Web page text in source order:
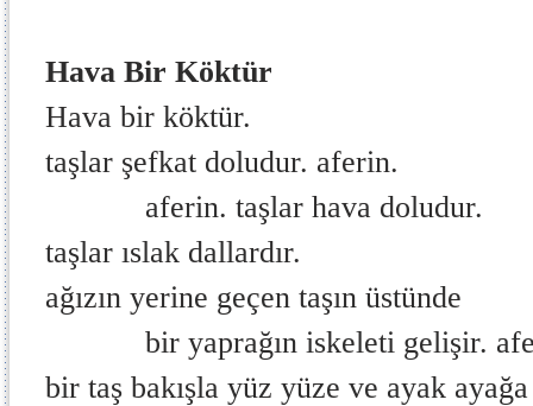
Hava Bir Köktür
Hava bir köktür.
taşlar şefkat doludur. aferin.
aferin. taşlar hava doludur.
taşlar ıslak dallardır.
ağızın yerine geçen taşın üstünde
bir yaprağın iskeleti gelişir.
bir taş bakışla yüz yüze ve ayak ayağa